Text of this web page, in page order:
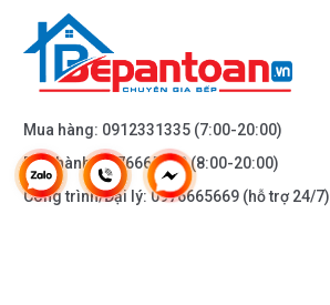
Mua hàng: 0912331335 (7:00-20:00)
Bảo hành:0976665669(8:00-20:00)
Công trình/Đại lý:0976665669 (hỗ trợ 24/7)